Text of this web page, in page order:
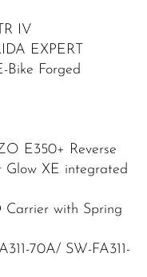
IV
EXPERT
Bike Forged
E350+ Reverse
Glow XE integrated
with Spring
70A/ SW-FA311-